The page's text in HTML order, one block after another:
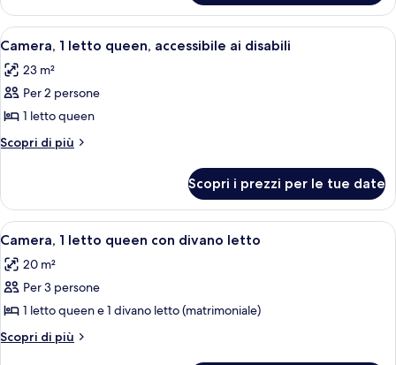
1
letto
queen
Apri
tutte
le
foto
per
Camera,
queen,
accessibile
ai
disabili
Una camera d'albergo con un letto,
3
Camera, 1 letto queen, accessibile ai disabili
23 m²
Per 2 persone
1 letto queen
Scopri di più
Altri
1
letto
queen,
ai
disabili
Scopri i prezzi per le tue date
Apri
tutte
le
foto
per
Camera,
Una camera d'albergo con un letto
7
Camera, 1 letto queen con divano letto
20 m²
Per 3 persone
1 letto queen e 1 divano letto (matrimoniale)
Scopri di più
Altri